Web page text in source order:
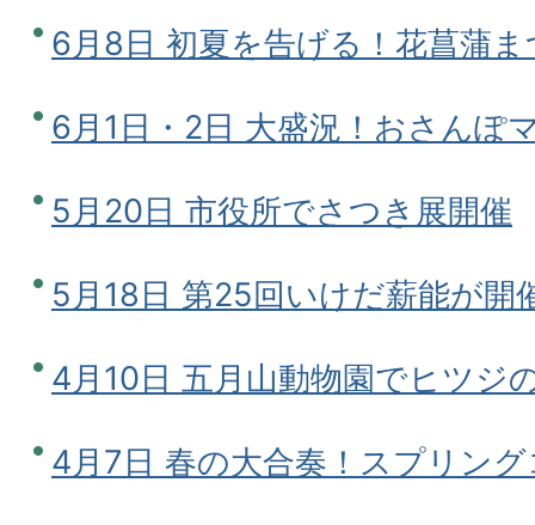
6月8日 初夏を告げる！花菖蒲ま
6月1日・2日 大盛況！おさんぽ
5月20日 市役所でさつき展開催
5月18日 第25回いけだ薪能が開
4月10日 五月山動物園でヒツジ
4月7日 春の大合奏！スプリン